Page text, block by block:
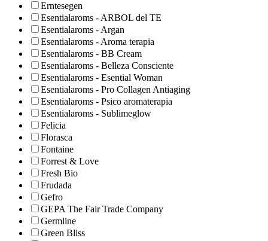
Erntesegen
Esentialaroms - ARBOL del TE
Esentialaroms - Argan
Esentialaroms - Aroma terapia
Esentialaroms - BB Cream
Esentialaroms - Belleza Consciente
Esentialaroms - Esential Woman
Esentialaroms - Pro Collagen Antiaging
Esentialaroms - Psico aromaterapia
Esentialaroms - Sublimeglow
Felicia
Florasca
Fontaine
Forrest & Love
Fresh Bio
Frudada
Gefro
GEPA The Fair Trade Company
Germline
Green Bliss